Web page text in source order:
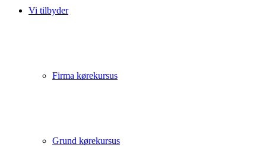
Vi tilbyder
Firma kørekursus
Grund kørekursus